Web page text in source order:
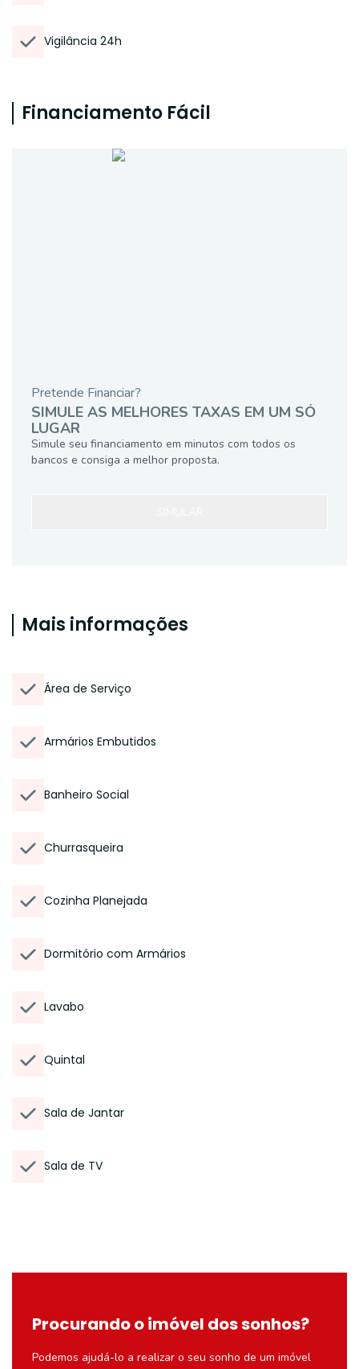
Vigilância 24h
Financiamento Fácil
Pretende Financiar?
SIMULE AS MELHORES TAXAS EM UM SÓ
LUGAR
Simule seu financiamento em minutos com todos os
bancos e consiga a melhor proposta.
Mais informações
Área de Serviço
Armários Embutidos
Banheiro Social
Churrasqueira
Cozinha Planejada
Dormitório com Armários
Lavabo
Quintal
Sala de Jantar
Sala de TV
Procurando o imóvel dos sonhos?
Podemos ajudá-lo a realizar o seu sonho de um imóvel